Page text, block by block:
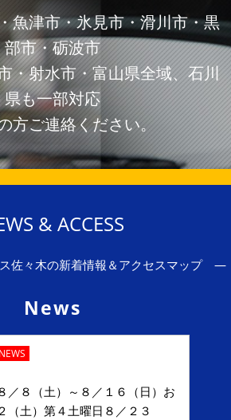
魚津市・氷見市・滑川市・黒
部市・砺波市
・射水市・富山県全域、石川
県も一部対応
方ご連絡ください。
& ACCESS
佐々木の新着情報＆アクセスマップ ―
News
NEWS
／８（土）～８／１６（日）お
（土）第４土曜日８／２３